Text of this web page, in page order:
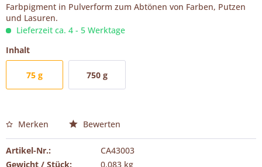
Farbpigment in Pulverform zum Abtönen von Farben, Putzen
und Lasuren.
Lieferzeit ca. 4 - 5 Werktage
Inhalt
75 g 750 g
Merken Bewerten
Artikel-Nr.:
CA43003
Gewicht / Stück:
0.083 kg